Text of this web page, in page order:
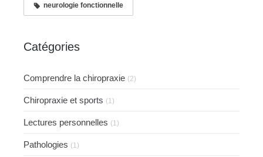
neurologie fonctionnelle
Catégories
Comprendre la chiropraxie (2)
Chiropraxie et sports (1)
Lectures personnelles (1)
Pathologies (1)